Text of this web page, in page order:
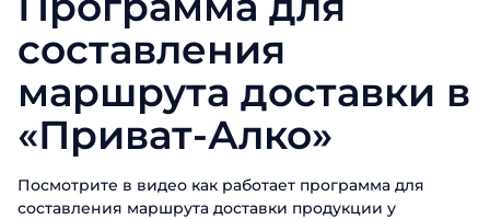
составления
маршрута доставки в
«Приват-Алко»
Посмотрите в видео как работает программа для
составления маршрута доставки продукции у